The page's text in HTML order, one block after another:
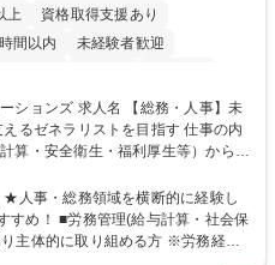
上
資格取得支援あり
間以内
未経験者歓迎
支給 土日祝休み 寮・社宅あり
総務・人事】未
ネラリストを目指す 仕事の内
算・安全衛生・福利厚生等）からお
育業務へ守備範囲を広げ、組織運
、給与
安全衛生、健康経営推進等をお任せ
ど、幅広く経験を積んでいただき
人事・総務領域を横断的に経験し
計算・社会保
主体的に取り組める方 ※労務経験